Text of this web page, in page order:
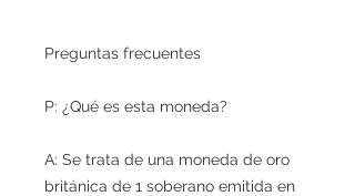
Preguntas frecuentes
P: ¿Qué es esta moneda?
A: Se trata de una moneda de oro
británica de 1 soberano emitida en